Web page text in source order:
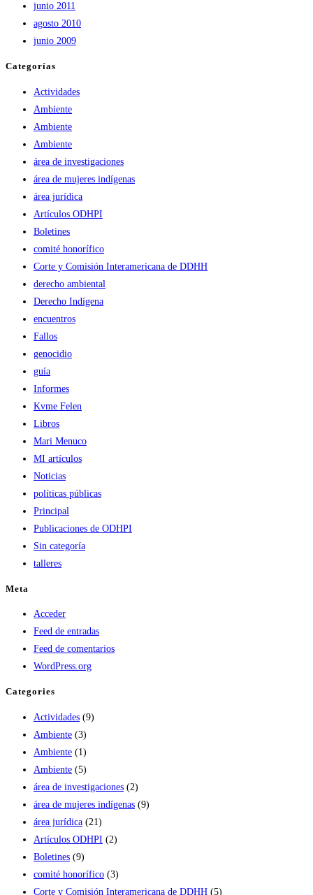
junio 2011
agosto 2010
junio 2009
Categorías
Actividades
Ambiente
Ambiente
Ambiente
área de investigaciones
área de mujeres indígenas
área jurídica
Artículos ODHPI
Boletines
comité honorífico
Corte y Comisión Interamericana de DDHH
derecho ambiental
Derecho Indígena
encuentros
Fallos
genocidio
guía
Informes
Kvme Felen
Libros
Mari Menuco
MI artículos
Noticias
políticas públicas
Principal
Publicaciones de ODHPI
Sin categoría
talleres
Meta
Acceder
Feed de entradas
Feed de comentarios
WordPress.org
Categories
Actividades (9)
Ambiente (3)
Ambiente (1)
Ambiente (5)
área de investigaciones (2)
área de mujeres indígenas (9)
área jurídica (21)
Artículos ODHPI (2)
Boletines (9)
comité honorífico (3)
Corte y Comisión Interamericana de DDHH (5)